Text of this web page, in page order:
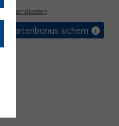
Versandkosten
sichern